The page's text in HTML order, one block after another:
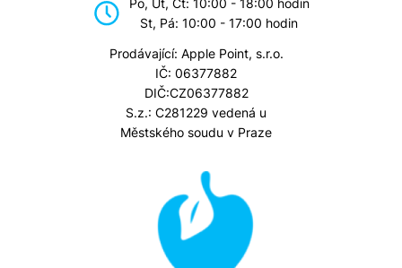
St, Pá: 10:00 - 17:00 hodin
Prodávající: Apple Point, s.r.o.
IČ: 06377882
DIČ:CZ06377882
S.z.: C281229 vedená u
Městského soudu v Praze